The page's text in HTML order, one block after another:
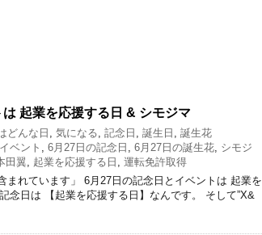
起業を応援する日 & シモジマ
どんな日 , 気になる, 記念日 , 誕生日 , 誕生花
ベント , 6月27日の記念日 , 6月27日の誕生花, シモジ
田翼, 起業を応援する日 , 運転免許取得
れています」 6月27日の記念日とイベントは 起業を
念日は 【起業を応援する日】なんです。 そして”X&